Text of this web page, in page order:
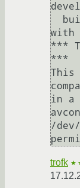
with
***
***
This
in a
/
trofk